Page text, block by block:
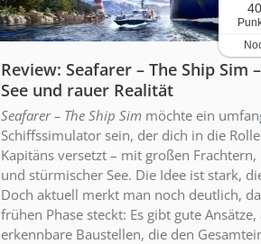
40
Review: Seafarer – The Ship Sim
See und rauer Realität
Seafarer – The Ship Sim möchte ein
Schiffssimulator sein, der dich in die
Kapitäns versetzt – mit großen Frachtern,
und stürmischer See. Die Idee ist stark,
Doch aktuell merkt man noch deutlich,
frühen Phase steckt: Es gibt gute
erkennbare Baustellen, die den